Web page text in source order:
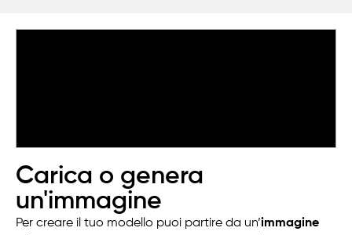
Carica o genera
un'immagine
Per creare il tuo modello puoi partire da un’immagine